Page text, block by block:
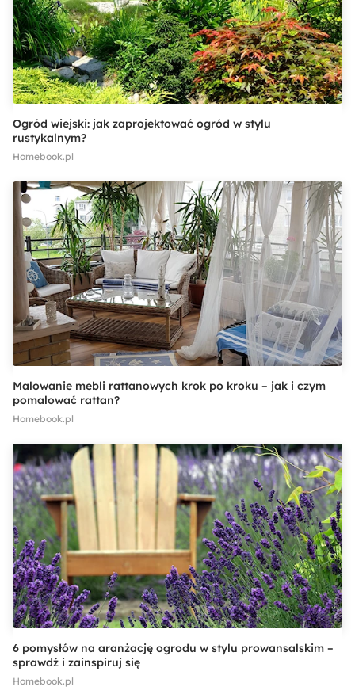
Ogród wiejski: jak zaprojektować ogród w stylu
rustykalnym?
Homebook.pl
Malowanie mebli rattanowych krok po kroku – jak i czym
pomalować rattan?
Homebook.pl
6 pomysłów na aranżację ogrodu w stylu prowansalskim –
sprawdź i zainspiruj się
Homebook.pl